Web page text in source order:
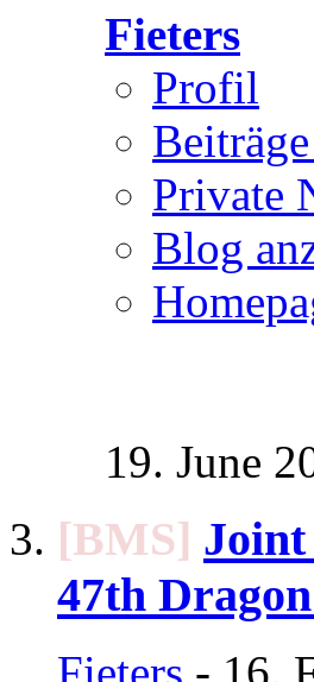
Fieters
Profil
Private
Blog
19. June
[BMS]
47th
Fieters - 16.